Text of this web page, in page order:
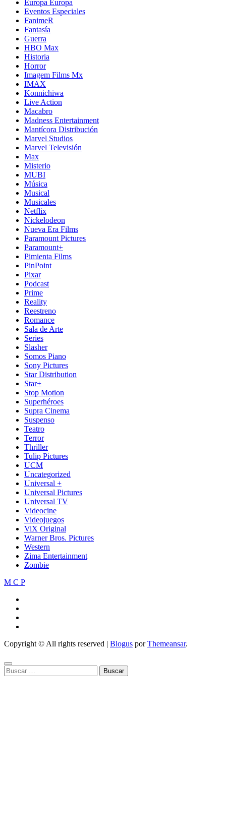
Europa Europa
Eventos Especiales
FanimeR
Fantasía
Guerra
HBO Max
Historia
Horror
Imagem Films Mx
IMAX
Konnichiwa
Live Action
Macabro
Madness Entertainment
Mantícora Distribución
Marvel Studios
Marvel Televisión
Max
Misterio
MUBI
Música
Musical
Musicales
Netflix
Nickelodeon
Nueva Era Films
Paramount Pictures
Paramount+
Pimienta Films
PinPoint
Pixar
Podcast
Prime
Reality
Reestreno
Romance
Sala de Arte
Series
Slasher
Somos Piano
Sony Pictures
Star Distribution
Star+
Stop Motion
Superhéroes
Supra Cinema
Suspenso
Teatro
Terror
Thriller
Tulip Pictures
UCM
Uncategorized
Universal +
Universal Pictures
Universal TV
Videocine
Videojuegos
ViX Original
Warner Bros. Pictures
Western
Zima Entertainment
Zombie
M C P
Copyright © All rights reserved | Blogus porThemeansar.
Buscar: